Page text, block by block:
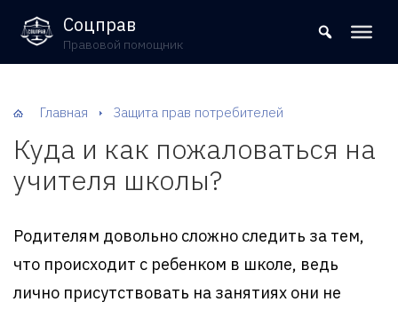
8 (800) 302-09-37
Соцправ
Правовой помощник
Главная Защита прав потребителей
Куда и как пожаловаться на
учителя школы?
Родителям довольно сложно следить за тем,
что происходит с ребенком в школе, ведь
лично присутствовать на занятиях они не